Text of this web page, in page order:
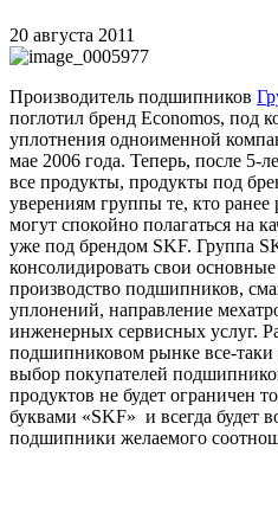
20 августа 2011
Производитель подшипников
поглотил бренд Economos, под
уплотнения одноименной
мае 2006 года. Теперь, после 5-
все продукты, продукты под
уверениям группы те, кто
могут спокойно полагаться на
уже под брендом SKF. Группа
консолидировать свои
производство подшипников,
уплонений, направление
инженерных сервисных услуг.
подшипниковом рынке все-таки
выбор покупателей
продуктов не будет ограничен
буквами «SKF» и всегда будет
подшипники желаемого